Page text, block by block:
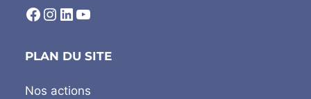
lien redirigeant vers le compte facebook de l'association lien redirigeant vers le compte instagram de l'association lien redirigeant vers le compte linkedin de l'association lien redirigeant vers la chaîne Youtube de l'association
PLAN DU SITE
Nos actions